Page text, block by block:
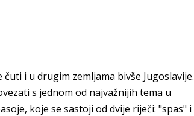
i u drugim zemljama bivše Jugoslavije.
s jednom od najvažnijih tema u
koje se sastoji od dvije riječi: "spas" i